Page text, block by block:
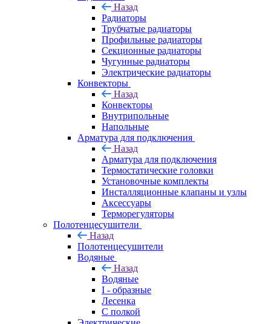
Назад
Радиаторы
Трубчатые радиаторы
Профильные радиаторы
Секционные радиаторы
Чугунные радиаторы
Электрические радиаторы
Конвекторы
Назад
Конвекторы
Внутрипольные
Напольные
Арматура для подключения
Назад
Арматура для подключения
Термостатические головки
Установочные комплекты
Инсталляционные клапаны и узлы
Аксессуары
Терморегуляторы
Полотенцесушители
Назад
Полотенцесушители
Водяные
Назад
Водяные
I - образные
Лесенка
С полкой